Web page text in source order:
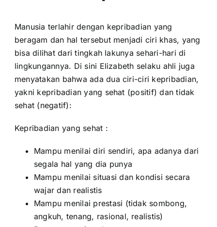
Manusia terlahir dengan kepribadian yang
beragam dan hal tersebut menjadi ciri khas, yang
bisa dilihat dari tingkah lakunya sehari-hari di
lingkungannya. Di sini Elizabeth selaku ahli juga
menyatakan bahwa ada dua ciri-ciri kepribadian,
yakni kepribadian yang sehat (positif) dan tidak
sehat (negatif):
Kepribadian yang sehat :
Mampu menilai diri sendiri, apa adanya dari
segala hal yang dia punya
Mampu menilai situasi dan kondisi secara
wajar dan realistis
Mampu menilai prestasi (tidak sombong,
angkuh, tenang, rasional, realistis)